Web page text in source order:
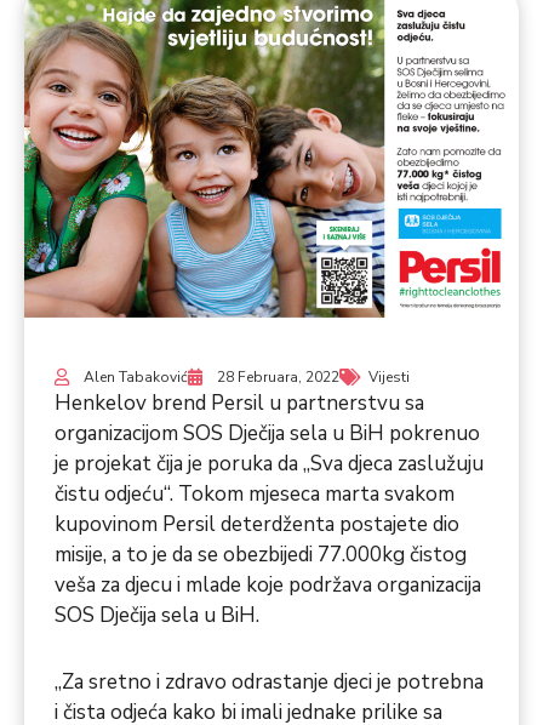
Alen Tabaković 28 Februara, 2022 Vijesti
Henkelov brend Persil u partnerstvu sa
organizacijom SOS Dječija sela u BiH pokrenuo
je projekat čija je poruka da „Sva djeca zaslužuju
čistu odjeću“. Tokom mjeseca marta svakom
kupovinom Persil deterdženta postajete dio
misije, a to je da se obezbijedi 77.000kg čistog
veša za djecu i mlade koje podržava organizacija
SOS Dječija sela u BiH.
„Za sretno i zdravo odrastanje djeci je potrebna
i čista odjeća kako bi imali jednake prilike sa